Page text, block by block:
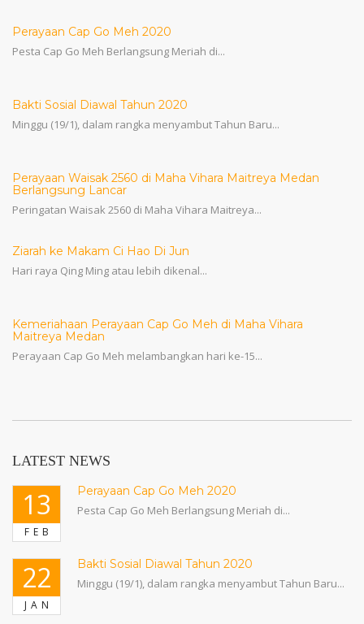
Perayaan Cap Go Meh 2020
Pesta Cap Go Meh Berlangsung Meriah di...
Bakti Sosial Diawal Tahun 2020
Minggu (19/1), dalam rangka menyambut Tahun Baru...
Perayaan Waisak 2560 di Maha Vihara Maitreya Medan
Berlangsung Lancar
Peringatan Waisak 2560 di Maha Vihara Maitreya...
Ziarah ke Makam Ci Hao Di Jun
Hari raya Qing Ming atau lebih dikenal...
Kemeriahaan Perayaan Cap Go Meh di Maha Vihara
Maitreya Medan
Perayaan Cap Go Meh melambangkan hari ke-15...
LATEST NEWS
13
FEB
Perayaan Cap Go Meh 2020
Pesta Cap Go Meh Berlangsung Meriah di...
22
JAN
Bakti Sosial Diawal Tahun 2020
Minggu (19/1), dalam rangka menyambut Tahun Baru...